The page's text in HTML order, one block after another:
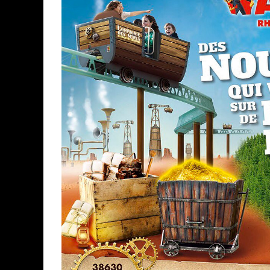
ASSASSIN'S CREED BLACK FLAG
« LE VENT DAND LES SAULES
« DAMN THEM ALL » - UN DUO
YOSHI AND THE MYSTERIOUS